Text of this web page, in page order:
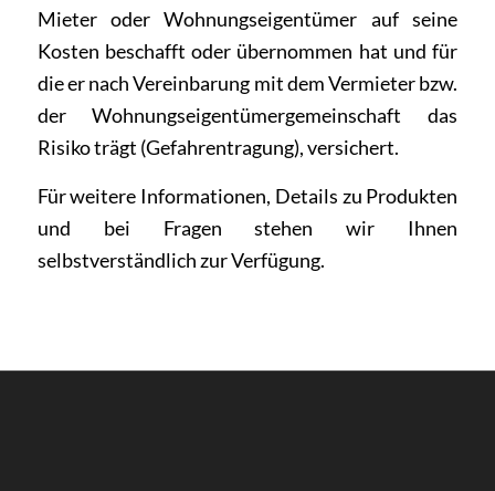
Mieter oder Wohnungseigentümer auf seine
Kosten beschafft oder übernommen hat und für
die er nach Vereinbarung mit dem Vermieter bzw.
der Wohnungseigentümergemeinschaft das
Risiko trägt (Gefahrentragung), versichert.
Für weitere Informationen, Details zu Produkten
und bei Fragenstehen wir Ihnen
selbstverständlich zur Verfügung.